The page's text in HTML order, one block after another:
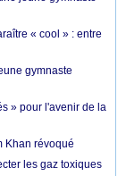
« cool » : entre
gymnaste
» pour l'avenir de la
Khan révoqué
les gaz toxiques